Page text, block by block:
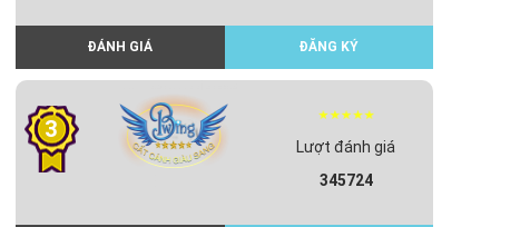
ĐÁNH GIÁ ĐĂNG KÝ
3
Lượt đánh giá
345724